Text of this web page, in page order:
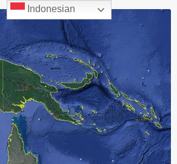
Indonesian